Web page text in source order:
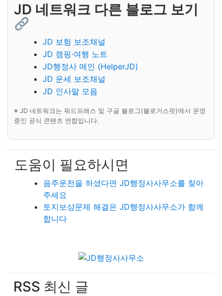
JD 네트워크 다른 블로그 보기
JD 보험 보조채널
JD 캠핑·여행 노트
JD행정사 메인 (HelperJD)
JD 운세 보조채널
JD 인사말 모음
※ JD 네트워크는 워드프레스 및 구글 블로그(블로거스팟)에서 운영
중인 공식 콘텐츠 연합입니다.
도움이 필요하시면
음주운전을 하셨다면 JD행정사사무소를 찾아
주세요
토지보상문제 해결은 JD행정사사무소가 함께
합니다
RSS 최신 글